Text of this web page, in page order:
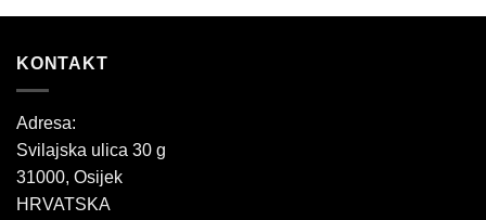
KONTAKT
Adresa:
Svilajska ulica 30 g
31000, Osijek
HRVATSKA